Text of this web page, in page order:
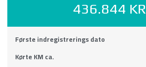
436.844 KR
Første indregistrerings dato
Kørte KM ca.